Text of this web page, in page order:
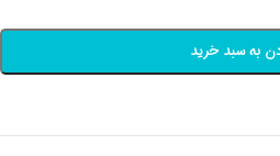
به سبد خرید